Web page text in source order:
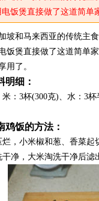
饭煲直接做了这道简单
坡和马来西亚的传统主
饭煲直接做了这道简单
用了。
明细：
：3杯(300克)、水：3
鸡饭的方法：
烂，小米椒和葱、香菜起
净，大米淘洗干净后滤